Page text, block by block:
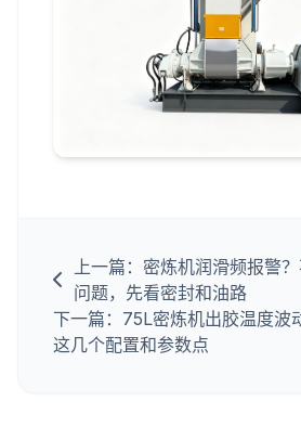
上一篇：密炼机润滑频报警
问题，先看密封和油路
下一篇：75L密炼机出胶温度波
这几个配置和参数点